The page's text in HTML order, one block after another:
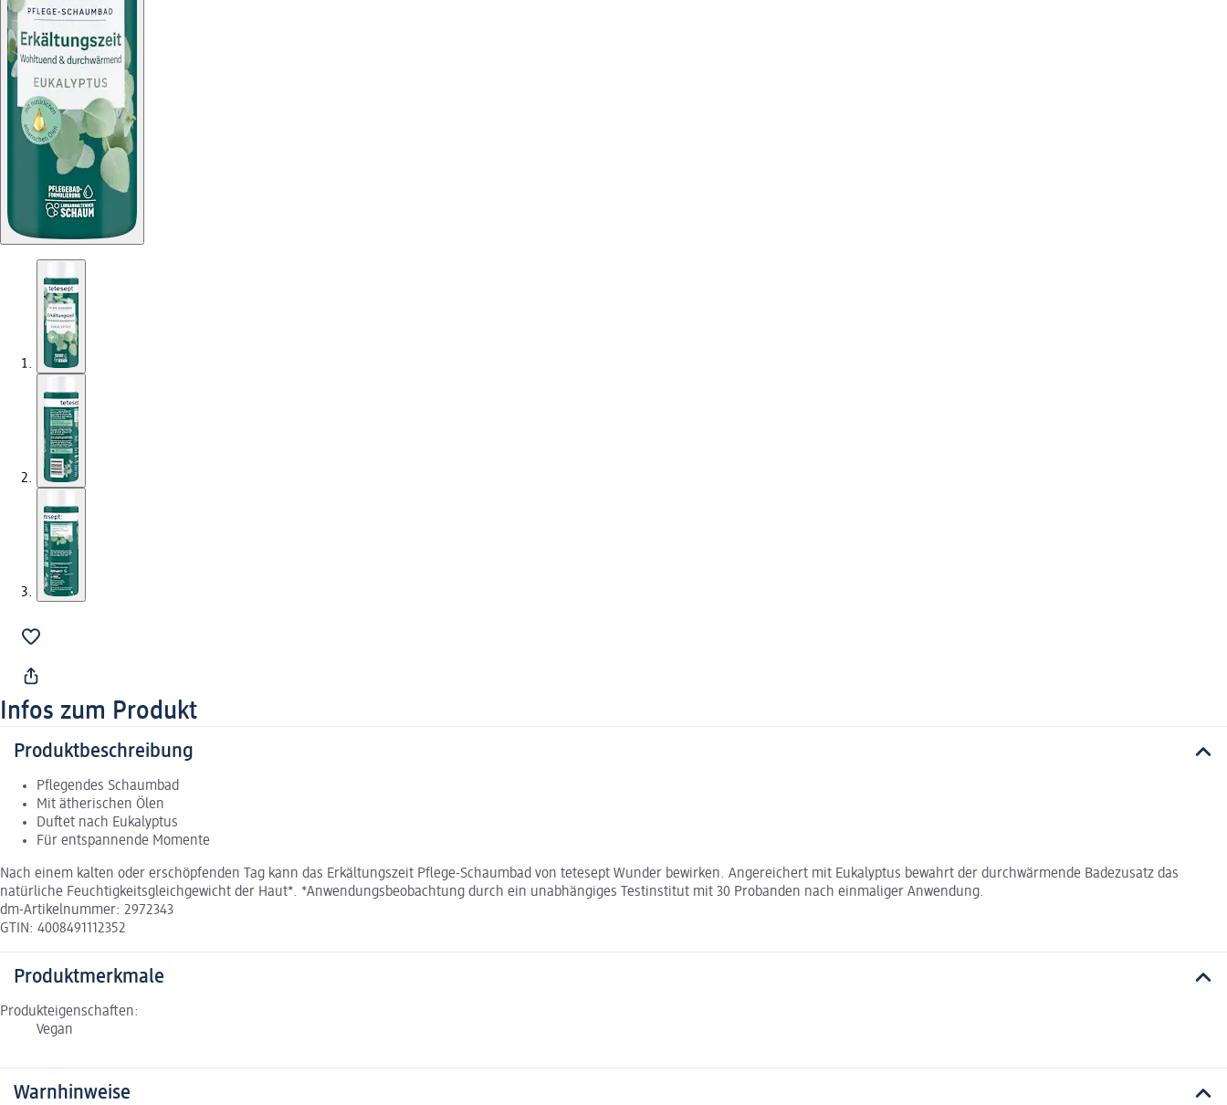
Infos zum Produkt
Produktbeschreibung
Pflegendes Schaumbad
Mit ätherischen Ölen
Duftet nach Eukalyptus
Für entspannende Momente
Nach einem kalten oder erschöpfenden Tag kann das Erkältungszeit Pflege-Schaumbad von tetesept Wunder bewirken. Angereichert mit Eukalyptus bewahrt der durchwärmende Badezusatz das
natürliche Feuchtigkeitsgleichgewicht der Haut*. *Anwendungsbeobachtung durch ein unabhängiges Testinstitut mit 30 Probanden nach einmaliger Anwendung.
dm-Artikelnummer: 2972343
GTIN: 4008491112352
Produktmerkmale
Produkteigenschaften:
Vegan
Warnhinweise